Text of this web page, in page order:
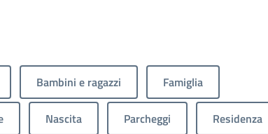
Bambini e ragazzi Famiglia
Nascita Parcheggi Residenza